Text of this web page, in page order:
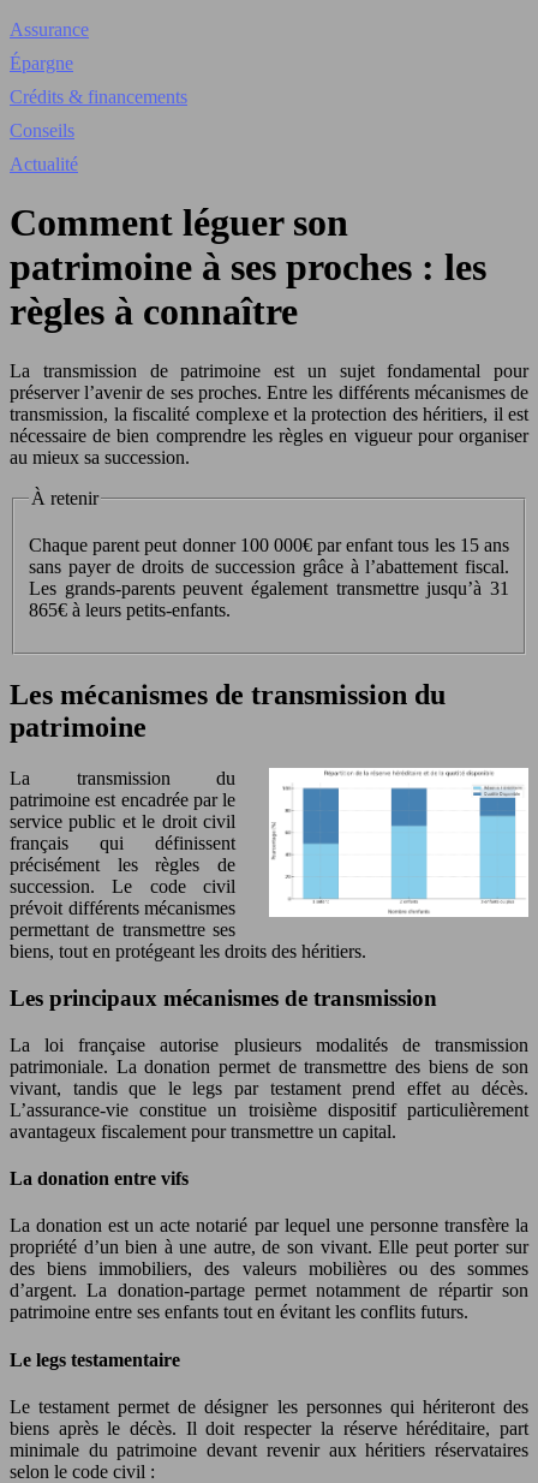
Assurance
Épargne
Crédits & financements
Conseils
Actualité
Comment léguer son
patrimoine à ses proches : les
règles à connaître
La transmission de patrimoine est un sujet fondamental pour
préserver l’avenir de ses proches. Entre les différents mécanismes de
transmission, la fiscalité complexe et la protection des héritiers, il est
nécessaire de bien comprendre les règles en vigueur pour organiser
au mieux sa succession.
À retenir
Chaque parent peut donner 100 000€ par enfant tous les 15 ans
sans payer de droits de succession grâce à l’abattement fiscal.
Les grands-parents peuvent également transmettre jusqu’à 31
865€ à leurs petits-enfants.
Les mécanismes de transmission du
patrimoine
La transmission du
patrimoine est encadrée par le
service public et le droit civil
français qui définissent
précisément les règles de
succession. Le code civil
prévoit différents mécanismes
permettant de transmettre ses
biens, tout en protégeant les droits des héritiers.
Les principaux mécanismes de transmission
La loi française autorise plusieurs modalités de transmission
patrimoniale. La donation permet de transmettre des biens de son
vivant, tandis que le legs par testament prend effet au décès.
L’assurance-vie constitue un troisième dispositif particulièrement
avantageux fiscalement pour transmettre un capital.
La donation entre vifs
La donation est un acte notarié par lequel une personne transfère la
propriété d’un bien à une autre, de son vivant. Elle peut porter sur
des biens immobiliers, des valeurs mobilières ou des sommes
d’argent. La donation-partage permet notamment de répartir son
patrimoine entre ses enfants tout en évitant les conflits futurs.
Le legs testamentaire
Le testament permet de désigner les personnes qui hériteront des
biens après le décès. Il doit respecter la réserve héréditaire, part
minimale du patrimoine devant revenir aux héritiers réservataires
selon le code civil :